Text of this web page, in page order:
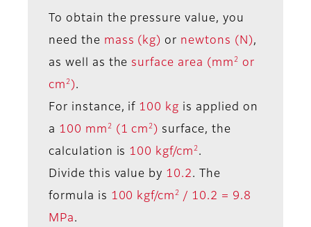
To obtain the pressure value, you
need the mass (kg) or newtons (N),
as well as the surface area (mm 2
or
cm 2 ).
For instance, if 100 kg is applied on
a 100 mm 2 (1 cm2) surface, the
calculation is 100 kgf/cm2 .
Divide this value by 10.2. The
formula is 100 kgf/cm2
/ 10.2 = 9.8
MPa.